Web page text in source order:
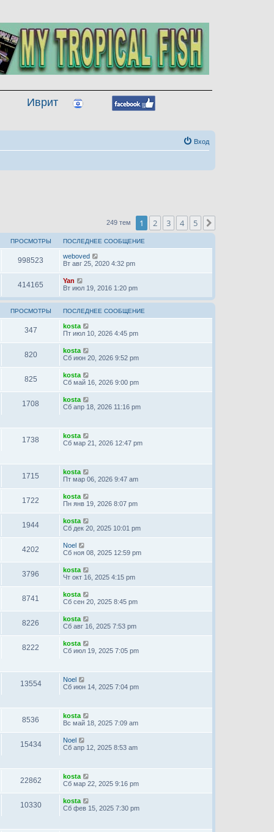
Иврит
Вход
249 тем 1 2 3 4 5
ПРОСМОТРЫ ПОСЛЕДНЕЕ СООБЩЕНИЕ
998523
weboved
Вт авг 25, 2020 4:32 pm
414165
Yan
Вт июл 19, 2016 1:20 pm
ПРОСМОТРЫ ПОСЛЕДНЕЕ СООБЩЕНИЕ
347
kosta
Пт июл 10, 2026 4:45 pm
820
kosta
Сб июн 20, 2026 9:52 pm
825
kosta
Сб май 16, 2026 9:00 pm
1708
kosta
Сб апр 18, 2026 11:16 pm
1738
kosta
Сб мар 21, 2026 12:47 pm
1715
kosta
Пт мар 06, 2026 9:47 am
1722
kosta
Пн янв 19, 2026 8:07 pm
1944
kosta
Сб дек 20, 2025 10:01 pm
4202
Noel
Сб ноя 08, 2025 12:59 pm
3796
kosta
Чт окт 16, 2025 4:15 pm
8741
kosta
Сб сен 20, 2025 8:45 pm
8226
kosta
Сб авг 16, 2025 7:53 pm
8222
kosta
Сб июл 19, 2025 7:05 pm
13554
Noel
Сб июн 14, 2025 7:04 pm
8536
kosta
Вс май 18, 2025 7:09 am
15434
Noel
Сб апр 12, 2025 8:53 am
22862
kosta
Сб мар 22, 2025 9:16 pm
10330
kosta
Сб фев 15, 2025 7:30 pm